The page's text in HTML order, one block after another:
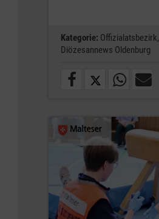
Kategorie: Offizialatsbezirk,
Diözesannews Oldenburg